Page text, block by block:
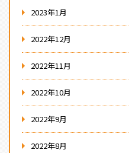
2023年1月
2022年12月
2022年11月
2022年10月
2022年9月
2022年8月